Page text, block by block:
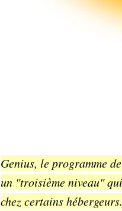
Genius, le programme
un "troisième niveau"
chez certains hébergeurs.